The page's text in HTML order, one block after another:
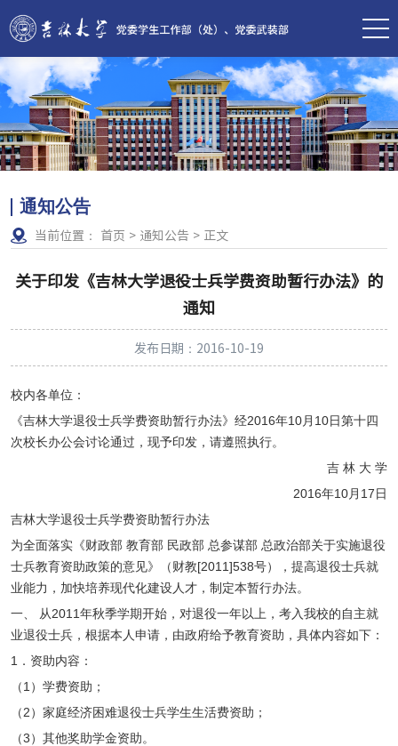
通知公告
当前位置： 首页 > 通知公告 > 正文
关于印发《吉林大学退役士兵学费资助暂行办法》的
通知
发布日期：2016-10-19
校内各单位：
《吉林大学退役士兵学费资助暂行办法》经2016年10月10日第十四
次校长办公会讨论通过，现予印发，请遵照执行。
吉 林 大 学
2016年10月17日
吉林大学退役士兵学费资助暂行办法
为全面落实《财政部 教育部 民政部 总参谋部 总政治部关于实施退役
士兵教育资助政策的意见》（财教[2011]538号），提高退役士兵就
业能力，加快培养现代化建设人才，制定本暂行办法。
一、 从2011年秋季学期开始，对退役一年以上，考入我校的自主就
业退役士兵，根据本人申请，由政府给予教育资助，具体内容如下：
1．资助内容：
（1）学费资助；
（2）家庭经济困难退役士兵学生生活费资助；
（3）其他奖助学金资助。